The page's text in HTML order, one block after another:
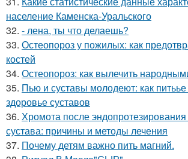
население Каменска-Уральского
32. - лена, ты что делаешь?
33. Остеопороз у пожилых: как
костей
34. Остеопороз: как вылечить
35. Пью и суставы молодеют: как
здоровье суставов
36. Хромота после
сустава: причины и методы лечения
37. Почему детям важно пить магний.